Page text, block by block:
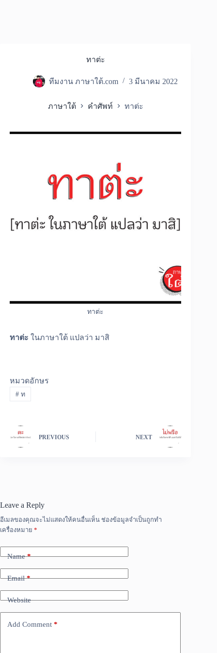
ทาต่ะ
ทีมงาน ภาษาใต้.com 3 มีนาคม 2022
ภาษาใต้ คำศัพท์ ทาต่ะ
ทาต่ะ
ทาต่ะ ในภาษาใต้ แปลว่า มาสิ
หมวดอักษร
#ท
PREVIOUS NEXT
Leave a Reply
อีเมลของคุณจะไม่แสดงให้คนอื่นเห็น ช่องข้อมูลจำเป็นถูกทำ
เครื่องหมาย *
Name*
Email*
Website
Add Comment *